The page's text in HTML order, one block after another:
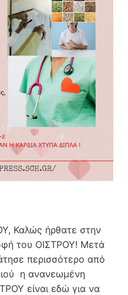
Καλώς ήρθατε στην
του ΟΙΣΤΡΟΥ! Μετά
περισσότερο από
η ανανεωμένη
είναι εδώ για να